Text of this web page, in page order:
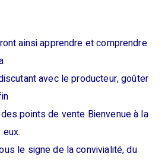
ainsi apprendre et comprendre
avec le producteur, goûter
points de vente Bienvenue à la
le signe de la convivialité, du